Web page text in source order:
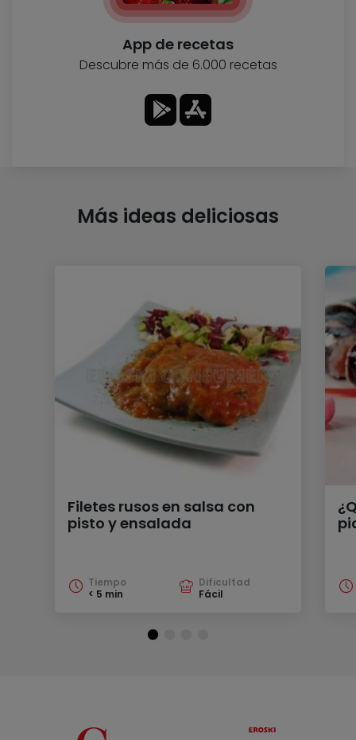
App de recetas
Descubre más de 6.000 recetas
Más ideas deliciosas
Filetes rusos en salsa con
pisto y ensalada
Tiempo
< 5 min
Dificultad
Fácil